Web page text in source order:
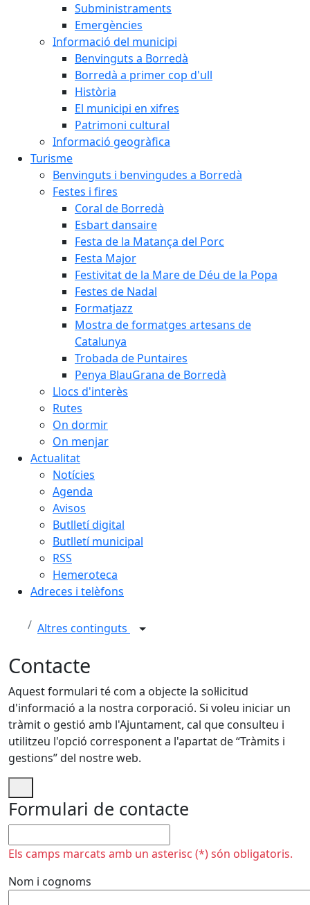
Subministraments
Emergències
Informació del municipi
Benvinguts a Borredà
Borredà a primer cop d'ull
Història
El municipi en xifres
Patrimoni cultural
Informació geogràfica
Turisme
Benvinguts i benvingudes a Borredà
Festes i fires
Coral de Borredà
Esbart dansaire
Festa de la Matança del Porc
Festa Major
Festivitat de la Mare de Déu de la Popa
Festes de Nadal
Formatjazz
Mostra de formatges artesans de
Catalunya
Trobada de Puntaires
Penya BlauGrana de Borredà
Llocs d'interès
Rutes
On dormir
On menjar
Actualitat
Notícies
Agenda
Avisos
Butlletí digital
Butlletí municipal
RSS
Hemeroteca
Adreces i telèfons
Altres continguts
Contacte
Aquest formulari té com a objecte la sol·licitud
d'informació a la nostra corporació. Si voleu iniciar un
tràmit o gestió amb l'Ajuntament, cal que consulteu i
utilitzeu l'opció corresponent a l'apartat de “Tràmits i
gestions” del nostre web.
Formulari de contacte
Els camps marcats amb un asterisc (*) són obligatoris.
Nom i cognoms